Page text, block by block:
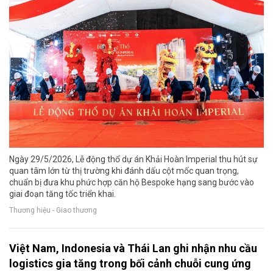
Ngày 29/5/2026, Lễ động thổ dự án Khải Hoàn Imperial thu hút sự
quan tâm lớn từ thị trường khi đánh dấu cột mốc quan trọng,
chuẩn bị đưa khu phức hợp căn hộ Bespoke hạng sang bước vào
giai đoạn tăng tốc triển khai.
Thương hiệu - Giao thương
Việt Nam, Indonesia và Thái Lan ghi nhận nhu cầu
logistics gia tăng trong bối cảnh chuỗi cung ứng